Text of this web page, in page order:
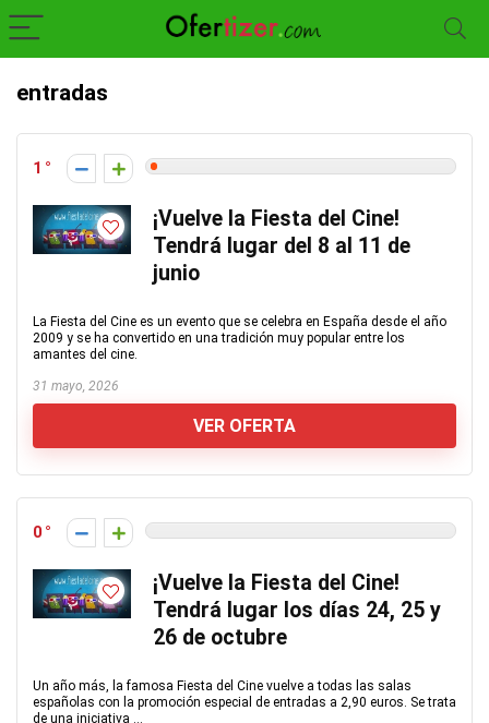
entradas
1
¡Vuelve la Fiesta del Cine!
Tendrá lugar del 8 al 11 de
junio
La Fiesta del Cine es un evento que se celebra en España desde el año
2009 y se ha convertido en una tradición muy popular entre los
amantes del cine.
31 mayo, 2026
VER OFERTA
0
¡Vuelve la Fiesta del Cine!
Tendrá lugar los días 24, 25 y
26 de octubre
Un año más, la famosa Fiesta del Cine vuelve a todas las salas
españolas con la promoción especial de entradas a 2,90 euros. Se trata
de una iniciativa ...